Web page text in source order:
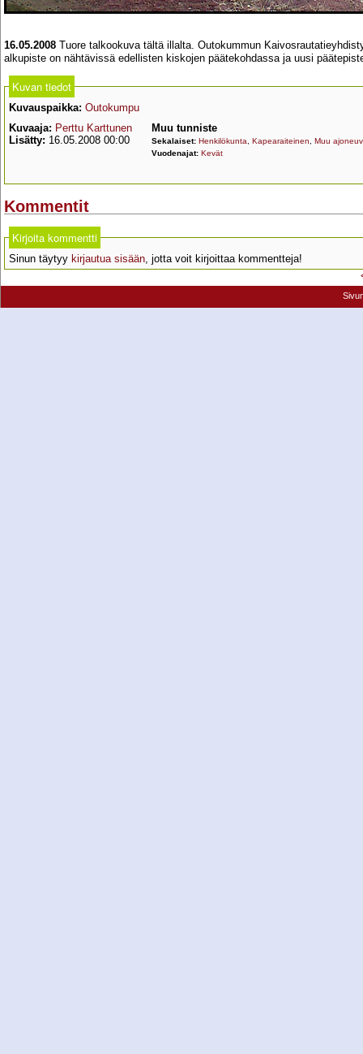
16.05.2008 Tuore talkookuva tältä illalta. Outokummun
alkupiste on nähtävissä edellisten kiskojen päätekohdassa ja uusi
Kuvan tiedot
Kuvauspaikka: Outokumpu
Kuvaaja: Perttu Karttunen
Lisätty: 16.05.2008 00:00
Muu tunniste
Sekalaiset: Henkilökunta Kapearaiteinen
Muu
Vuodenajat: Kevät
Kommentit
Kirjoita kommentti
Sinun täytyy kirjautua sisään, jotta voit kirjoittaa kommentteja!